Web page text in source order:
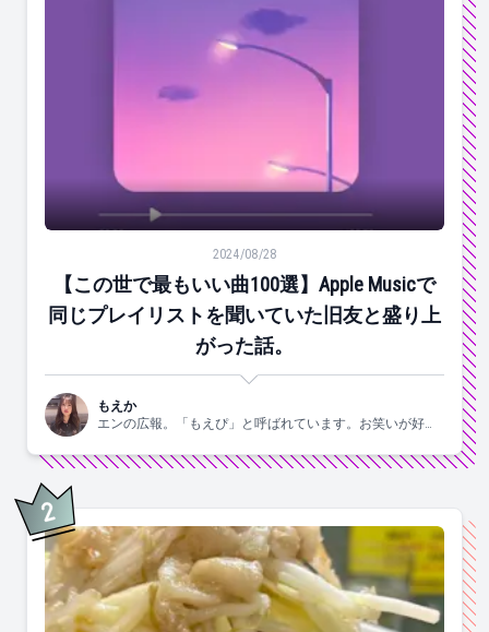
【この世で最もいい曲100選】Apple Musicで同じプレ
2024/08/28
【この世で最もいい曲100選】Apple Musicで
同じプレイリストを聞いていた旧友と盛り上
がった話。
もえか
エンの広報。「もえぴ」と呼ばれています。お笑いが好
2位